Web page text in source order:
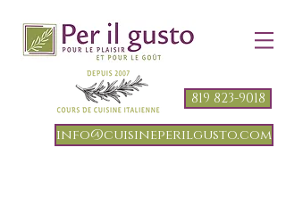
819 823-9018
info@cuisineperilgusto.com